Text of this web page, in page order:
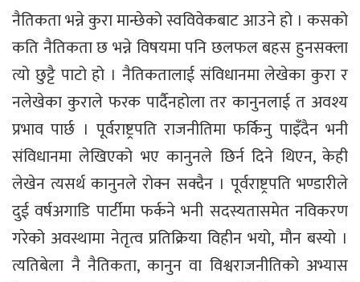
नैतिकता भन्ने कुरा मान्छेको स्वविवेकबाट आउने हो । कसको
कति नैतिकता छ भन्ने विषयमा पनि छलफल बहस हुनसक्ला
त्यो छुट्टै पाटो हो । नैतिकतालाई संविधानमा लेखेका कुरा र
नलेखेका कुराले फरक पार्दैनहोला तर कानुनलाई त अवश्य
प्रभाव पार्छ । पूर्वराष्ट्रपति राजनीतिमा फर्किनु पाइँदैन भनी
संविधानमा लेखिएको भए कानुनले छिर्न दिने थिएन, केही
लेखेन त्यसर्थ कानुनले रोक्न सक्दैन । पूर्वराष्ट्रपति भण्डारीले
दुई वर्षअगाडि पार्टीमा फर्कने भनी सदस्यतासमेत नविकरण
गरेको अवस्थामा नेतृत्व प्रतिक्रिया विहीन भयो, मौन बस्यो ।
त्यतिबेला नै नैतिकता, कानुन वा विश्वराजनीतिको अभ्यास